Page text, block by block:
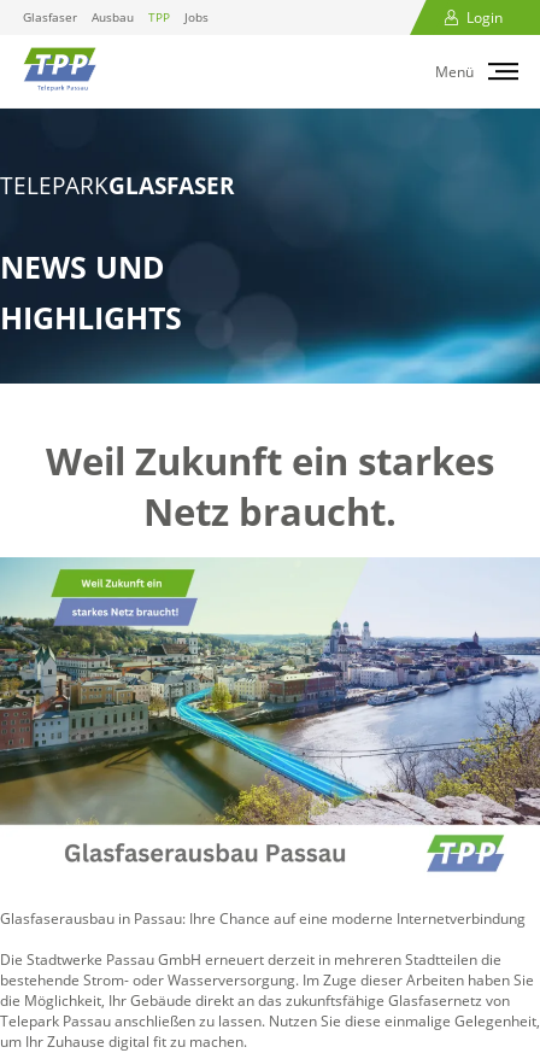
Glasfaser Ausbau TPP Jobs Login
Menü
TELEPARKGLASFASER
NEWS UND
HIGHLIGHTS
Weil Zukunft ein starkes
Netz braucht.
Glasfaserausbau in Passau: Ihre Chance auf eine moderne Internetverbindung
Die Stadtwerke Passau GmbH erneuert derzeit in mehreren Stadtteilen die
bestehende Strom- oder Wasserversorgung. Im Zuge dieser Arbeiten haben Sie
die Möglichkeit, Ihr Gebäude direkt an das zukunftsfähige Glasfasernetz von
Telepark Passau anschließen zu lassen. Nutzen Sie diese einmalige Gelegenheit,
um Ihr Zuhause digital fit zu machen.